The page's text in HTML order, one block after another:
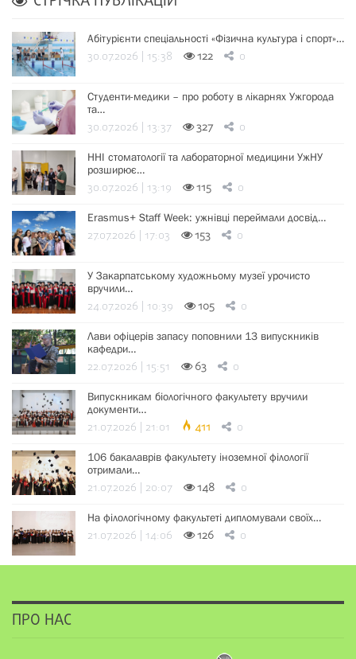
Абітурієнти спеціальності «Фізична культура і спорт»…
30.07.2026 | 15:38 122 0
Студенти-медики – про роботу в лікарнях Ужгорода
та…
30.07.2026 | 13:37 327 0
ННІ стоматології та лабораторної медицини УжНУ
розширює…
30.07.2026 | 13:19 115 0
Erasmus+ Staff Week: ужнівці переймали досвід…
27.07.2026 | 17:03 153 0
У Закарпатському художньому музеї урочисто
вручили…
24.07.2026 | 10:39 105 0
Лави офіцерів запасу поповнили 13 випускників
кафедри…
22.07.2026 | 15:51 63 0
Випускникам біологічного факультету вручили
документи…
21.07.2026 | 21:01 411 0
106 бакалаврів факультету іноземної філології
отримали…
21.07.2026 | 20:07 148 0
На філологічному факультеті дипломували своїх…
21.07.2026 | 14:06 126 0
ПРО НАС